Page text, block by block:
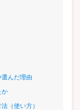
んだ理由
か
（使い方）